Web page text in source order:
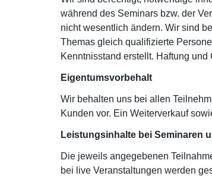
während des Seminars bzw. der
nicht wesentlich ändern. Wir sind
Themas gleich qualifizierte
Kenntnisstand erstellt. Haftung
Eigentumsvorbehalt
Wir behalten uns bei allen
Kunden vor. Ein Weiterverkauf
Leistungsinhalte bei Seminaren
Die jeweils angegebenen
bei live Veranstaltungen werden